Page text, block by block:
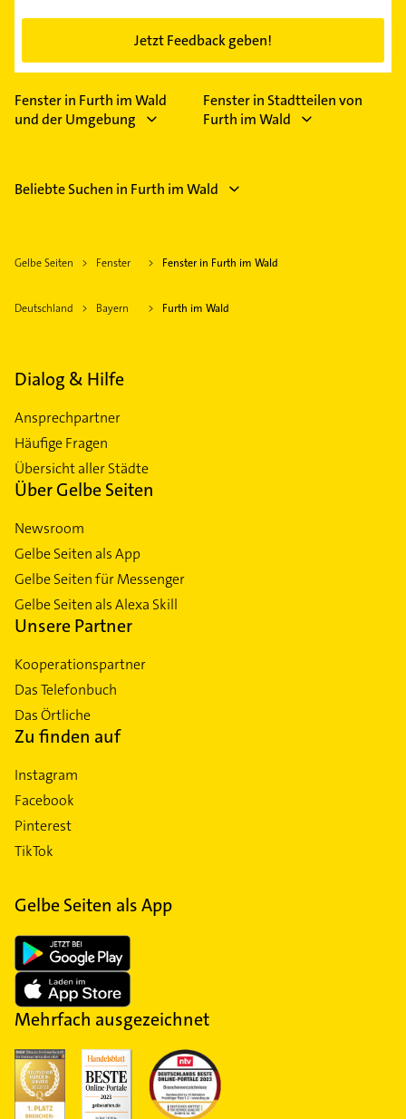
Jetzt Feedback geben!
Fenster in Furth im Wald
und der Umgebung
Fenster in Stadtteilen von
Furth im Wald
Beliebte Suchen in Furth im Wald
Gelbe Seiten Fenster Fenster in Furth im Wald
Deutschland Bayern Furth im Wald
Dialog & Hilfe
Ansprechpartner
Häufige Fragen
Übersicht aller Städte
Über Gelbe Seiten
Newsroom
Gelbe Seiten als App
Gelbe Seiten für Messenger
Gelbe Seiten als Alexa Skill
Unsere Partner
Kooperationspartner
Das Telefonbuch
Das Örtliche
Zu finden auf
Instagram
Facebook
Pinterest
TikTok
Gelbe Seiten als App
Mehrfach ausgezeichnet